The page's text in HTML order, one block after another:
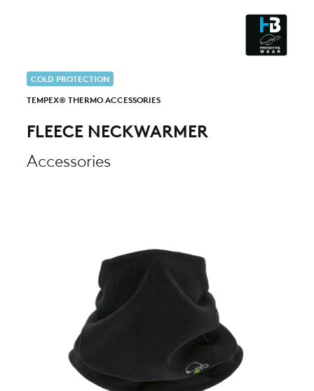
COLD PROTECTION
TEMPEX® THERMO ACCESSORIES
FLEECE NECKWARMER
Accessories